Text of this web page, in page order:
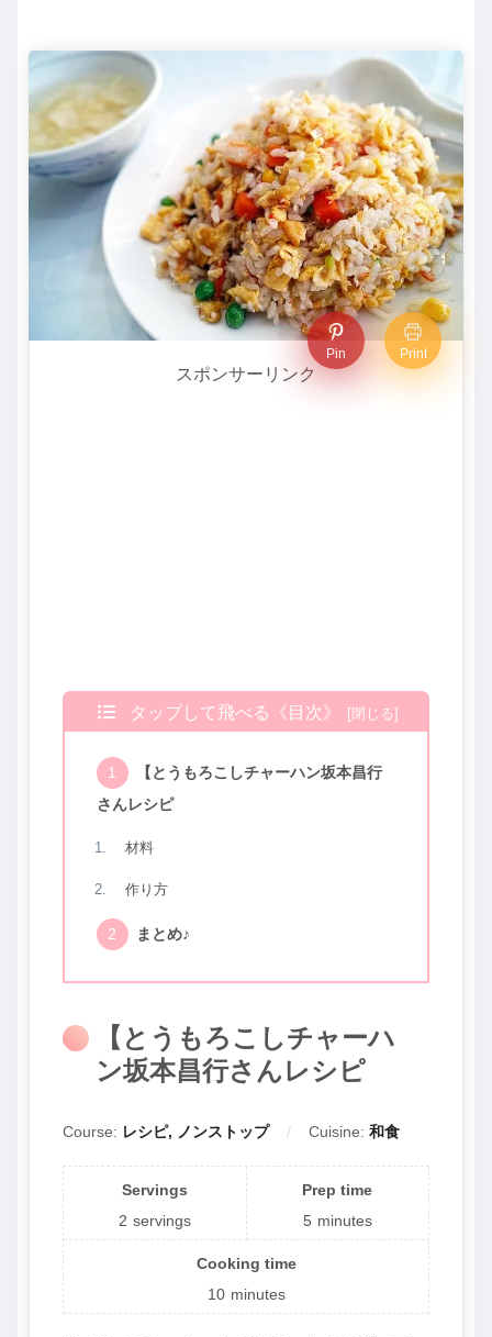
Pin Print
スポンサーリンク
タップして飛べる《目次》
【とうもろこしチャーハン坂本昌行
さんレシピ
材料
作り方
まとめ♪
【とうもろこしチャーハ
ン坂本昌行さんレシピ
Course: レシピ, ノンストップ Cuisine: 和食
Servings
2 servings
Prep time
5 minutes
Cooking time
10 minutes